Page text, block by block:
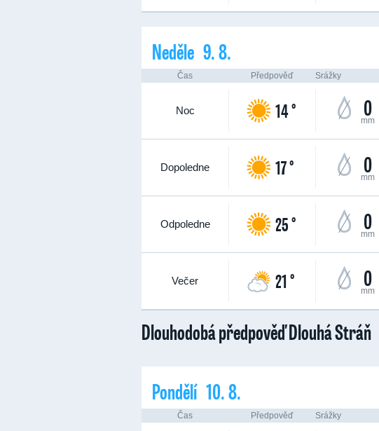
Neděle 9. 8.
Čas Předpověď Srážky
Noc 14 ° 0
mm
Dopoledne 17 ° 0
mm
Odpoledne 25 ° 0
mm
Večer 21 ° 0
mm
Dlouhodobá předpověď Dlouhá Stráň
Pondělí 10. 8.
Čas Předpověď Srážky